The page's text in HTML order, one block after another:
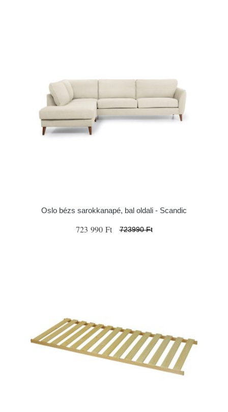
Oslo bézs sarokkanapé, bal oldali - Scandic
723 990 Ft 723990 Ft